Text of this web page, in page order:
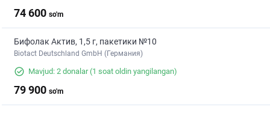
74 600 so'm
Бифолак Актив, 1,5 г, пакетики №10
Biotact Deutschland GmbH (Германия)
Mavjud: 2 donalar(1 soat oldin yangilangan)
79 900 so'm